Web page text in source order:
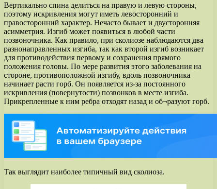
Вертикально спина делиться на правую и левую стороны,
поэтому искривления могут иметь левосторонний и
правосторонний характер. Нечасто бывает и двусторонняя
асимметрия. Изгиб может появиться в любой части
позвоночника. Как правило, при сколиозе наблюдаются два
разнонаправленных изгиба, так как второй изгиб возникает
для противодействия первому и сохранения прямого
положения головы. По мере развития этого заболевания на
стороне, противоположной изгибу, вдоль позвоночника
начинает расти горб. Он появляется из-за постоянного
искривления (повернутости) позвонков в месте изгиба.
Прикрепленные к ним ребра отходят назад и об¬разуют горб.
Так выглядит наиболее типичный вид сколиоза.